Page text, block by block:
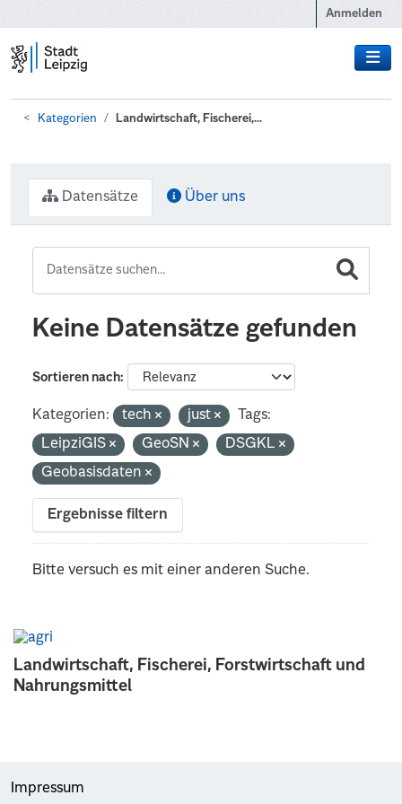
Anmelden
Kategorien Landwirtschaft, Fischerei,...
Landwirtschaft, Fischerei, Forstwirtschaft und
Nahrungsmittel
Datensätze Über uns
Keine Datensätze gefunden
Sortieren nach
Kategorien: tech just
Tags:
LeipziGIS
GeoSN
DSGKL
Geobasisdaten
Ergebnisse filtern
Bitte versuch es mit einer anderen Suche.
Impressum